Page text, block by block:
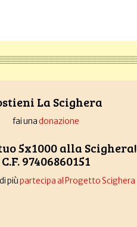
La Scighera
fai unadonazione
5x1000 alla Scighera!
C.F. 97406860151
piùpartecipa al Progetto Scighera